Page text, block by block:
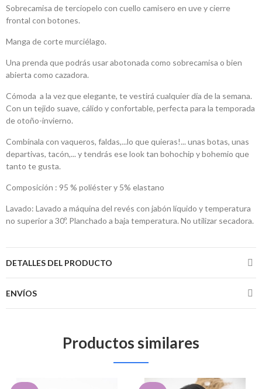
Sobrecamisa de terciopelo con cuello camisero en uve y cierre
frontal con botones.
Manga de corte murciélago.
Una prenda que podrás usar abotonada como sobrecamisa o bien
abierta como cazadora.
Cómoda a la vez que elegante, te vestirá cualquier día de la semana.
Con un tejido suave, cálido y confortable, perfecta para la temporada
de otoño-invierno.
Combínala con vaqueros, faldas,...lo que quieras!... unas botas, unas
departivas, tacón,... y tendrás ese look tan bohochip y bohemio que
tanto te gusta.
Composición : 95 % poliéster y 5% elastano
Lavado: Lavado a máquina del revés con jabón líquido y temperatura
no superior a 30º. Planchado a baja temperatura. No utilizar secadora.
DETALLES DEL PRODUCTO
ENVÍOS
Productos similares